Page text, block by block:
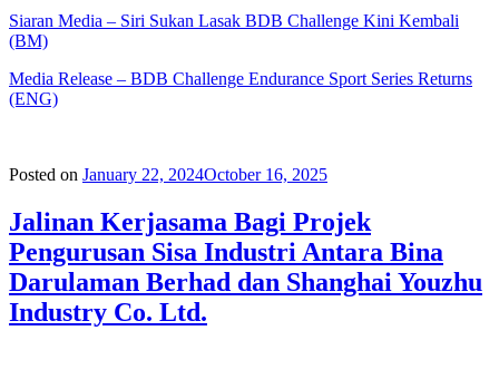
Siaran Media – Siri Sukan Lasak BDB Challenge Kini Kembali
(BM)
Media Release – BDB Challenge Endurance Sport Series Returns
(ENG)
Posted on January 22, 2024October 16, 2025
Jalinan Kerjasama Bagi Projek
Pengurusan Sisa Industri Antara Bina
Darulaman Berhad dan Shanghai Youzhu
Industry Co. Ltd.